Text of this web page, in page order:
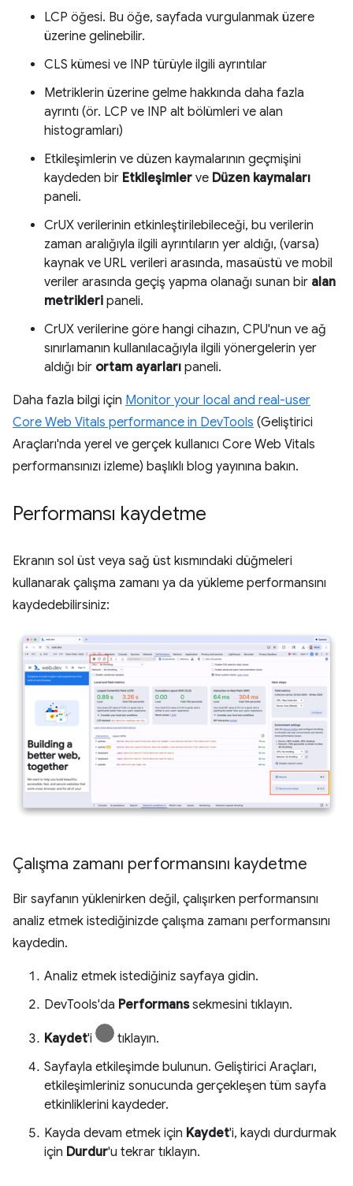
LCP öğesi. Bu öğe, sayfada vurgulanmak üzere
üzerine gelinebilir.
CLS kümesi ve INP türüyle ilgili ayrıntılar
Metriklerin üzerine gelme hakkında daha fazla
ayrıntı (ör. LCP ve INP alt bölümleri ve alan
histogramları)
Etkileşimlerin ve düzen kaymalarının geçmişini
kaydeden bir Etkileşimler ve Düzen kaymaları
paneli.
CrUX verilerinin etkinleştirilebileceği, bu verilerin
zaman aralığıyla ilgili ayrıntıların yer aldığı, (varsa)
kaynak ve URL verileri arasında, masaüstü ve mobil
veriler arasında geçiş yapma olanağı sunan bir alan
metrikleri paneli.
CrUX verilerine göre hangi cihazın, CPU'nun ve ağ
sınırlamanın kullanılacağıyla ilgili yönergelerin yer
aldığı bir ortam ayarları paneli.
Daha fazla bilgi için Monitor your local and real-user
Core Web Vitals performance in DevTools (Geliştirici
Araçları'nda yerel ve gerçek kullanıcı Core Web Vitals
performansınızı izleme) başlıklı blog yayınına bakın.
Performansı kaydetme
Ekranın sol üst veya sağ üst kısmındaki düğmeleri
kullanarak çalışma zamanı ya da yükleme performansını
kaydedebilirsiniz:
Çalışma zamanı performansını kaydetme
Bir sayfanın yüklenirken değil, çalışırken performansını
analiz etmek istediğinizde çalışma zamanı performansını
kaydedin.
Analiz etmek istediğiniz sayfaya gidin.
DevTools'da Performanssekmesini tıklayın.
Kaydet'i
tıklayın.
Sayfayla etkileşimde bulunun. Geliştirici Araçları,
etkileşimleriniz sonucunda gerçekleşen tüm sayfa
etkinliklerini kaydeder.
Kayda devam etmek için Kaydet'i, kaydı durdurmak
için Durdur'u tekrar tıklayın.